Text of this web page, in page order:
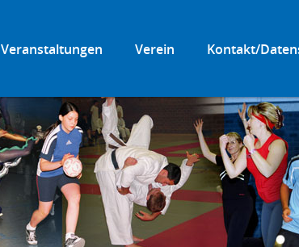
Kontakt/
Verein
Veranstaltungen